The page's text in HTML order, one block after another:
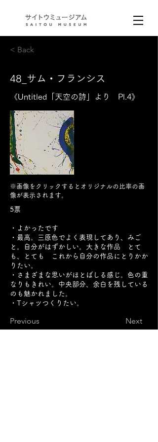
< Back
48_サム・フランシス
《Untitled「天空の詩」より Pl.4》
※画像をクリックするとオリジナルの比率の画
像が表示されます。
5票
・よかったです
・最高。三原色でよく表現してあり、みご
と。自分がはずかしい。大きな作品 とて
も、とても これから自分の作品にとりかか
りたい。
・さまざまな思いがほとばしる感じ。色の重
なりもきれい。中央部分、余白を残している
のも魅かれました。
・Tシャツつくりたい。
Previous Next